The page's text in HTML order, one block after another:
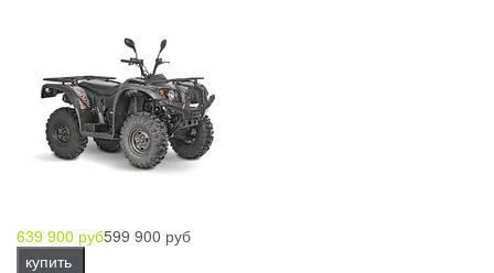
639 900 руб599 900 руб
купить